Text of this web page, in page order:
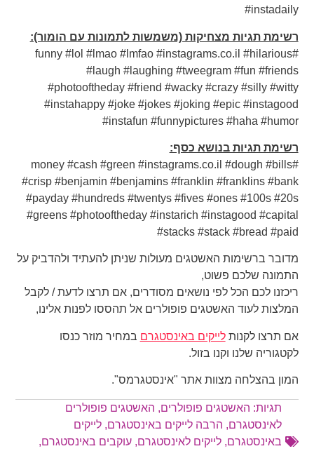
#instadaily
רשימת תגיות מצחיקות (משמשות לתמונות עם הומור):
#funny #lol #lmao #lmfao #instagrams.co.il #hilarious
#laugh #laughing #tweegram #fun #friends
#photooftheday #friend #wacky #crazy #silly #witty
#instahappy #joke #jokes #joking #epic #instagood
#instafun #funnypictures #haha #humor
רשימת תגיות בנושא כסף:
#money #cash #green #instagrams.co.il #dough #bills
#crisp #benjamin #benjamins #franklin #franklins #bank
#payday #hundreds #twentys #fives #ones #100s #20s
#greens #photooftheday #instarich #instagood #capital
#stacks #stack #bread #paid
מדובר ברשימות האשטגים מעולות שניתן להעתיד ולהדביק על
התמונה שלכם פשוט,
ריכזנו לכם הכל לפי נושאים מסודרים, אם תרצו לדעת / לקבל
המלצות לעוד האשטגים פופולרים אל תהססו לפנות אלינו,
אם תרצו לקנותלייקים באינסטגרם במחיר מוזר כנסו
לקטגוריה שלנו וקנו בזול.
המון בהצלחה מצוות אתר "אינסטגרמס".
תגיות: האשטגים פופולרים, האשטגים פופולרים
לאינסטגרם, הרבה לייקים באינסטגרם,לייקים
באינסטגרם,לייקים לאינסטגרם,עוקבים באינסטגרם,